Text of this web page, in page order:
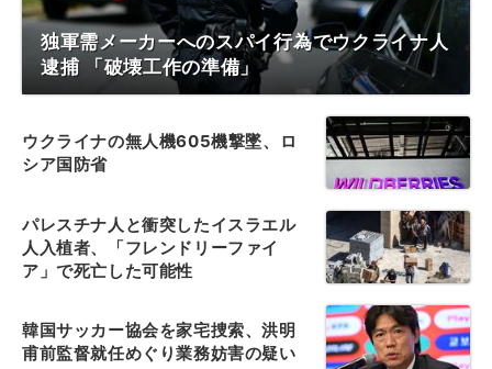
独軍需メーカーへのスパイ行為でウクライナ人
逮捕 「破壊工作の準備」
ウクライナの無人機605機撃墜、ロ
シア国防省
パレスチナ人と衝突したイスラエル
人入植者、「フレンドリーファイ
ア」で死亡した可能性
韓国サッカー協会を家宅捜索、洪明
甫前監督就任めぐり業務妨害の疑い